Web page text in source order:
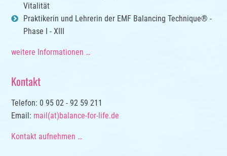
Vitalität
Praktikerin und Lehrerin der EMF Balancing Technique® -
Phase I - XIII
weitere Informationen …
Kontakt
Telefon: 0 95 02 - 92 59 211
Email: mail(at)balance-for-life.de
Kontakt aufnehmen …